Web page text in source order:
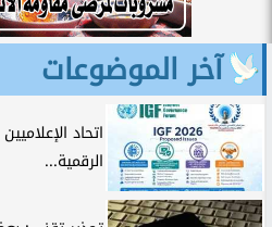
آخر الموضوعات
اتحاد
الرقمية...